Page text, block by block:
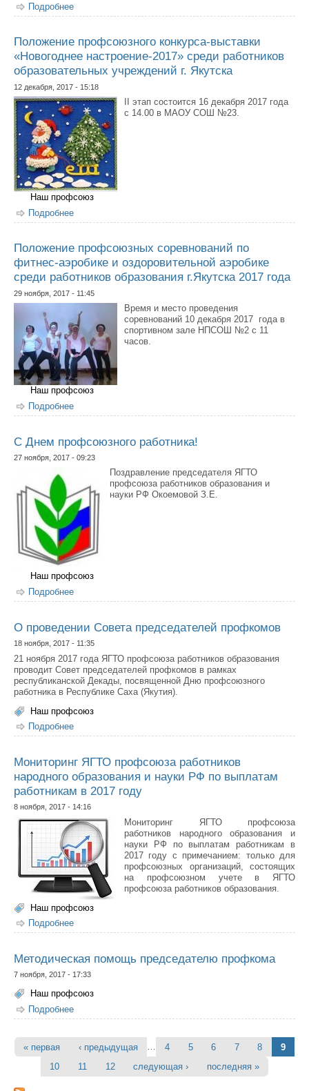
Подробнее
совещания собрания профактива, посвященного 100-
образования
Положение профсоюзного конкурса-выставки
«Новогоднее настроение-2017» среди работников
образовательных учреждений г. Якутска
12 декабря, 2017 - 15:18
II этап состоится 16 декабря 2017 года
с 14.00 в МАОУ СОШ №23.
Наш профсоюз
Подробнее
«Новогоднее настроение-2017» среди работников
Положение профсоюзных соревнований по
фитнес-аэробике и оздоровительной аэробике
среди работников образования г.Якутска 2017 года
29 ноября, 2017 - 11:45
Время и место проведения
соревнований 10 декабря 2017 года в
спортивном зале НПСОШ №2 с 11
часов.
Наш профсоюз
Подробнее
аэробике и оздоровительной аэробике среди
С Днем профсоюзного работника!
27 ноября, 2017 - 09:23
Поздравление председателя ЯГТО
профсоюза работников образования и
науки РФ Окоемовой З.Е.
Наш профсоюз
Подробнее
О проведении Совета председателей профкомов
18 ноября, 2017 - 11:35
21 ноября 2017 года ЯГТО профсоюза работников образования
проводит Совет председателей профкомов в рамках
республиканской Декады, посвященной Дню профсоюзного
работника в Республике Саха (Якутия).
Наш профсоюз
Подробнее
Мониторинг ЯГТО профсоюза работников
народного образования и науки РФ по выплатам
работникам в 2017 году
8 ноября, 2017 - 14:16
Мониторинг ЯГТО профсоюза
работников народного образования и
науки РФ по выплатам работникам в
2017 году с примечанием: только для
профсоюзных организаций, состоящих
на профсоюзном учете в ЯГТО
профсоюза работников образования.
Наш профсоюз
Подробнее
образования и науки РФ по выплатам работникам в
Методическая помощь председателю профкома
7 ноября, 2017 - 17:33
Наш профсоюз
Подробнее
Страницы
« первая ‹ предыдущая 4 5 6 7 8
9
10
11 12 следующая › последняя »